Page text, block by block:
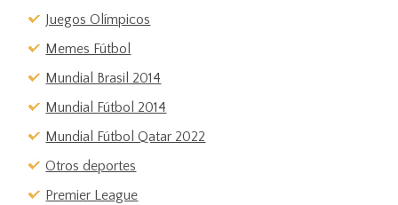
Juegos Olímpicos
Memes Fútbol
Mundial Brasil 2014
Mundial Fútbol 2014
Mundial Fútbol Qatar 2022
Otros deportes
Premier League